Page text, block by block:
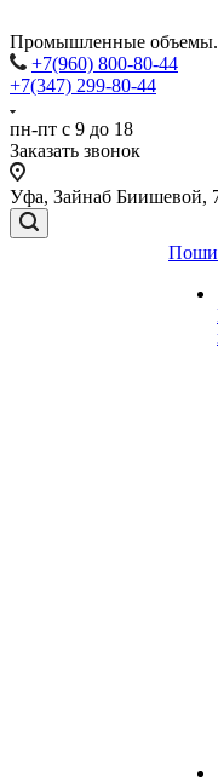
Промышленные объемы.
+7(960) 800-80-44
+7(347) 299-80-44
пн-пт с 9 до 18
Заказать звонок
Уфа, Зайнаб Биишевой,